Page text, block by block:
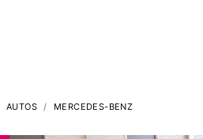
AUTOS MERCEDES-BENZ